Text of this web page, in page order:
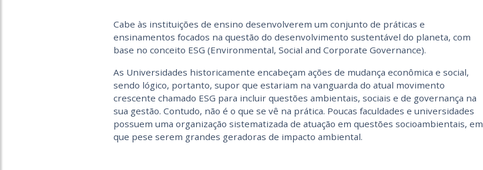
Cabe às instituições de ensino desenvolverem um conjunto de práticas e
ensinamentos focados na questão do desenvolvimento sustentável do planeta, com
base no conceito ESG (Environmental, Social and Corporate Governance).
As Universidades historicamente encabeçam ações de mudança econômica e social,
sendo lógico, portanto, supor que estariam na vanguarda do atual movimento
crescente chamado ESG para incluir questões ambientais, sociais e de governança na
sua gestão. Contudo, não é o que se vê na prática. Poucas faculdades e universidades
possuem uma organização sistematizada de atuação em questões socioambientais, em
que pese serem grandes geradoras de impacto ambiental.